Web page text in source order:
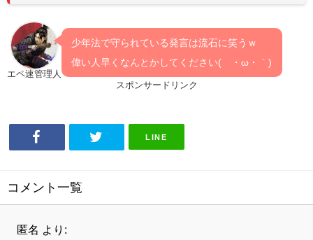
エペ速管理人
少年法で守られている発言は流石に笑うｗ
偉い人早くなんとかしてください(´・ω・｀)
スポンサードリンク
LINE
コメント一覧
匿名 より: